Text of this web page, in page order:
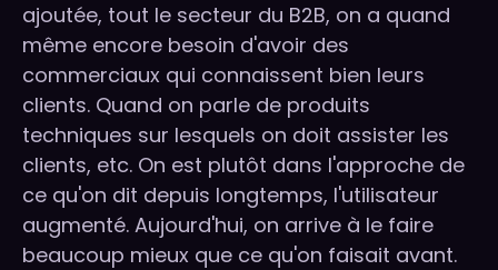
ajoutée, tout le secteur du B2B, on a quand
même encore besoin d'avoir des
commerciaux qui connaissent bien leurs
clients. Quand on parle de produits
techniques sur lesquels on doit assister les
clients, etc. On est plutôt dans l'approche de
ce qu'on dit depuis longtemps, l'utilisateur
augmenté. Aujourd'hui, on arrive à le faire
beaucoup mieux que ce qu'on faisait avant.